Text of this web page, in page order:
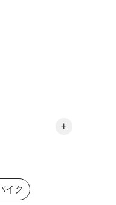
イク